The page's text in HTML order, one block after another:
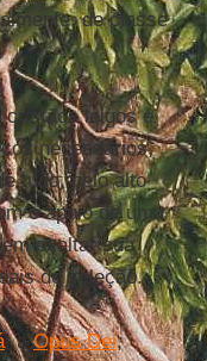
de classe
cristãos leigos e
necessários,
tudo, pelo alto
o apoio de uma
exaltar sua
de seleção.
; aOpus Dei,